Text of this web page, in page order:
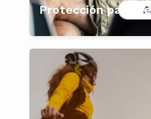
Protección para